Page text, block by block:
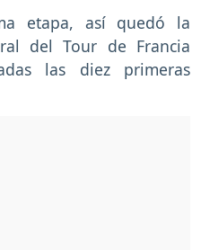
etapa, así quedó la
del Tour de Francia
las diez primeras